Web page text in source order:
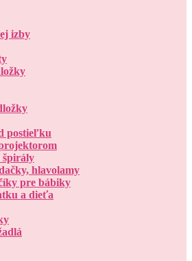
izby
postieľku
špirály
hlavolamy
pre bábiky
a dieťa